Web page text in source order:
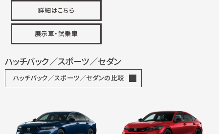
詳細はこちら
展示車・試乗車
ハッチバック／スポーツ／セダン
ハッチバック／スポーツ／セダンの比較